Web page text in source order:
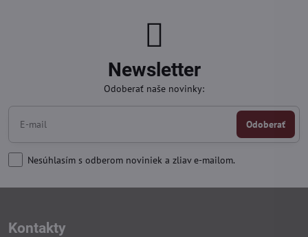
Newsletter
Odoberať naše novinky:
Odoberať
Nesúhlasím s odberom noviniek a zliav e-mailom.
Kontakty